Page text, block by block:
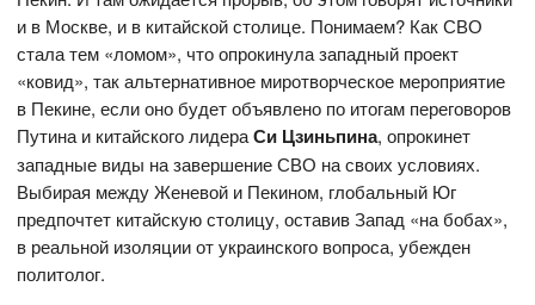
и в Москве, и в китайской столице. Понимаем? Как СВО
стала тем «ломом», что опрокинула западный проект
«ковид», так альтернативное миротворческое мероприятие
в Пекине, если оно будет объявлено по итогам переговоров
Путина и китайского лидераСи Цзиньпина, опрокинет
западные виды на завершение СВО на своих условиях.
Выбирая между Женевой и Пекином, глобальный Юг
предпочтет китайскую столицу, оставив Запад «на бобах»,
в реальной изоляции от украинского вопроса, убежден
политолог.